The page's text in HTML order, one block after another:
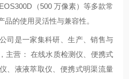
（500 万像素）等多款常
品的使用灵活性与兼容性。
司是一家集科研、生产、销售与
主营： 在线水质检测仪、便携式
、液液萃取仪、便携式明渠流量